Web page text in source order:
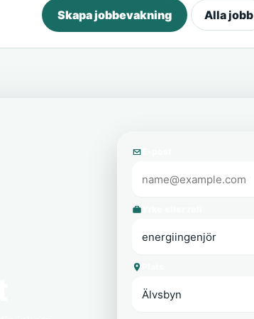
Skapa jobbevakning Alla jobb